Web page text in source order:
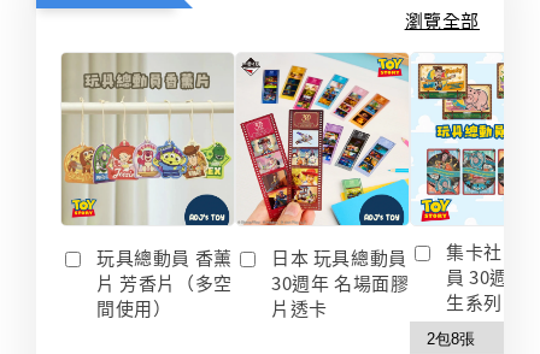
瀏覽全部
玩具總動員 香薰
片 芳香片（多空
間使用）
日本 玩具總動員
30週年 名場面膠
片透卡
集卡社 玩
員 30週年
生系列 收